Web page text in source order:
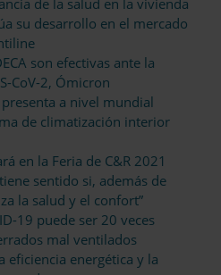
de la salud en la vivienda
su desarrollo en el mercado
son efectivas ante la
CoV-2, Ómicron
a nivel mundial
de climatización interior
en la Feria de C&R 2021
sentido si, además de
la salud y el confort”
19 puede ser 20 veces
mal ventilados
eficiencia energética y la